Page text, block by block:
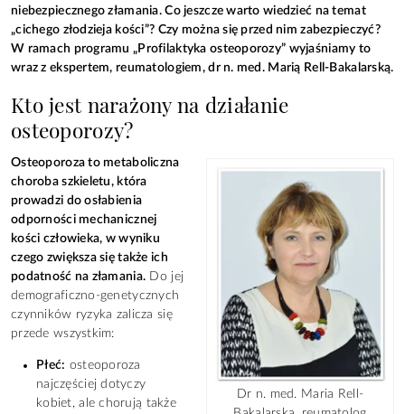
niebezpiecznego złamania. Co jeszcze warto wiedzieć na temat
„cichego złodzieja kości”? Czy można się przed nim zabezpieczyć?
W ramach programu „Profilaktyka osteoporozy” wyjaśniamy to
wraz z ekspertem, reumatologiem, dr n. med. Marią Rell-Bakalarską.
Kto jest narażony na działanie
osteoporozy?
Dr n. med. Maria Rell-
Osteoporoza to metaboliczna
choroba szkieletu, która
prowadzi do osłabienia
odporności mechanicznej
kości człowieka, w wyniku
czego zwiększa się także ich
podatność na złamania. Do jej
demograficzno-genetycznych
czynników ryzyka zalicza się
przede wszystkim:
Płeć: osteoporoza
najczęściej dotyczy
kobiet, ale chorują także